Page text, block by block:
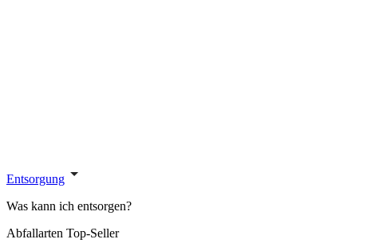
Entsorgung
Was kann ich entsorgen?
Abfallarten Top-Seller